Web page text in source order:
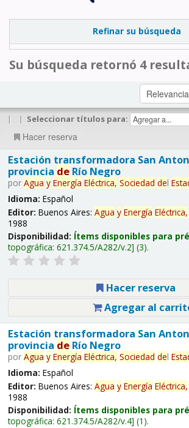
Refinar su búsqueda
Su búsqueda retornó 4
| | Seleccionar títulos para:
Hacer reserva
Estación transformadora San
provincia deRío Negro
por Agua y Energía Eléctrica, Sociedad del
Idioma: Español
Editor: Buenos Aires: Agua y Energía Eléctrica,
1988
Disponibilidad: Ítems disponibles para
topográfica: 621.374.5/A282/v.2 (3).
Hacer reserva
Agregar al
Estación transformadora San
provincia deRío Negro
por Agua y Energía Eléctrica, Sociedad del
Idioma: Español
Editor: Buenos Aires: Agua y Energía Eléctrica,
1988
Disponibilidad: Ítems disponibles para
topográfica: 621.374.5/A282/v.4 (1).